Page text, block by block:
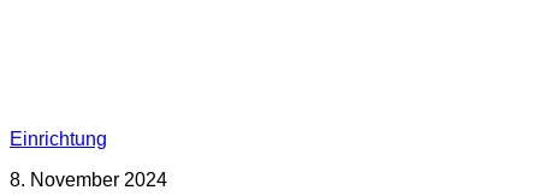
Einrichtung
8. November 2024